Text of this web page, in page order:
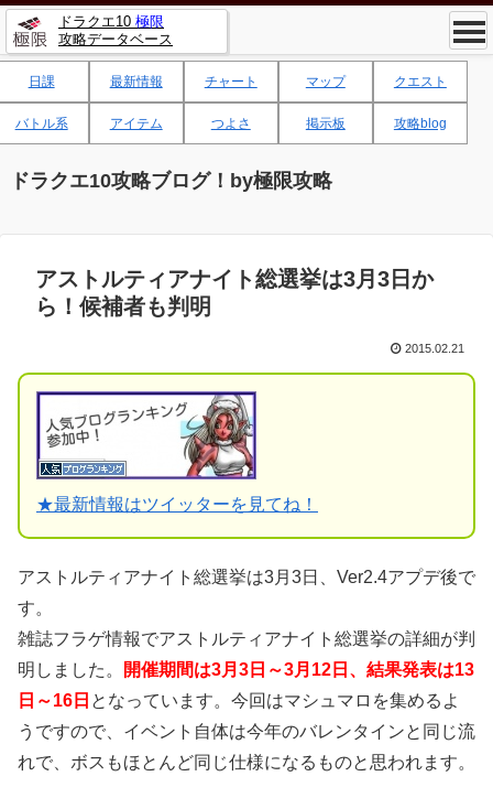
ドラクエ10 極限
攻略データベース
日課 最新情報 チャート マップ クエスト
バトル系 アイテム つよさ 掲示板 攻略blog
ドラクエ10攻略ブログ！by極限攻略
アストルティアナイト総選挙は3月3日か
ら！候補者も判明
2015.02.21
★最新情報はツイッターを見てね！
アストルティアナイト総選挙は3月3日、Ver2.4アプデ後で
す。
雑誌フラゲ情報でアストルティアナイト総選挙の詳細が判
明しました。
開催期間は3月3日～3月12日、結果発表は13
日～16日 となっています。今回はマシュマロを集めるよ
うですので、イベント自体は今年のバレンタインと同じ流
れで、ボスもほとんど同じ仕様になるものと思われます。